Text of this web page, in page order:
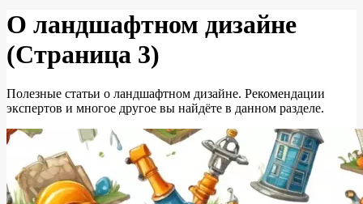
О ландшафтном дизайне
(Страница 3)
Полезные статьи о ландшафтном дизайне. Рекомендации
экспертов и многое другое вы найдёте в данном разделе.